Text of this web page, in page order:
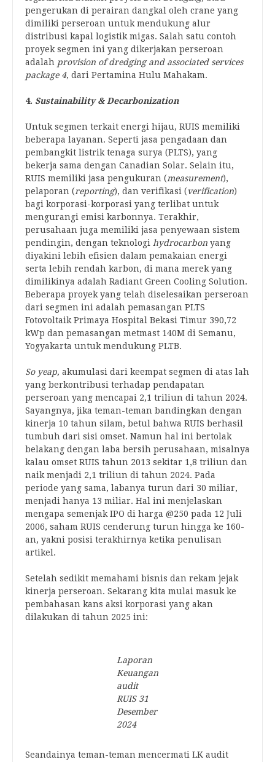
pengerukan di perairan dangkal oleh crane yang
dimiliki perseroan untuk mendukung alur
distribusi kapal logistik migas. Salah satu contoh
proyek segmen ini yang dikerjakan perseroan
adalah provision of dredging and associated services
package 4, dari Pertamina Hulu Mahakam.
4. Sustainability & Decarbonization
Untuk segmen terkait energi hijau, RUIS memiliki
beberapa layanan. Seperti jasa pengadaan dan
pembangkit listrik tenaga surya (PLTS), yang
bekerja sama dengan Canadian Solar. Selain itu,
RUIS memiliki jasa pengukuran (measurement),
pelaporan (reporting), dan verifikasi (verification)
bagi korporasi-korporasi yang terlibat untuk
mengurangi emisi karbonnya. Terakhir,
perusahaan juga memiliki jasa penyewaan sistem
pendingin, dengan teknologi hydrocarbon yang
diyakini lebih efisien dalam pemakaian energi
serta lebih rendah karbon, di mana merek yang
dimilikinya adalah Radiant Green Cooling Solution.
Beberapa proyek yang telah diselesaikan perseroan
dari segmen ini adalah pemasangan PLTS
Fotovoltaik Primaya Hospital Bekasi Timur 390,72
kWp dan pemasangan metmast 140M di Semanu,
Yogyakarta untuk mendukung PLTB.
So yeap, akumulasi dari keempat segmen di atas lah
yang berkontribusi terhadap pendapatan
perseroan yang mencapai 2,1 triliun di tahun 2024.
Sayangnya, jika teman-teman bandingkan dengan
kinerja 10 tahun silam, betul bahwa RUIS berhasil
tumbuh dari sisi omset. Namun hal ini bertolak
belakang dengan laba bersih perusahaan, misalnya
kalau omset RUIS tahun 2013 sekitar 1,8 triliun dan
naik menjadi 2,1 triliun di tahun 2024. Pada
periode yang sama, labanya turun dari 30 miliar,
menjadi hanya 13 miliar. Hal ini menjelaskan
mengapa semenjak IPO di harga @250 pada 12 Juli
2006, saham RUIS cenderung turun hingga ke 160-
an, yakni posisi terakhirnya ketika penulisan
artikel.
Setelah sedikit memahami bisnis dan rekam jejak
kinerja perseroan. Sekarang kita mulai masuk ke
pembahasan kans aksi korporasi yang akan
dilakukan di tahun 2025 ini:
Laporan
Keuangan
audit
RUIS 31
Desember
2024
Seandainya teman-teman mencermati LK audit